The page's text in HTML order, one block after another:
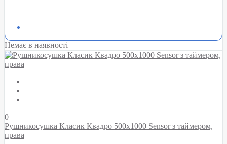
Немає в наявності
0
Рушникосушка Класик Квадро 500х1000 Sensor з таймером,
права